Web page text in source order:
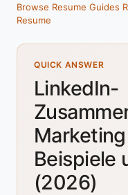
Browse Resume Guides
Resume
QUICK ANSWER
LinkedIn-
Beispiele
(2026)